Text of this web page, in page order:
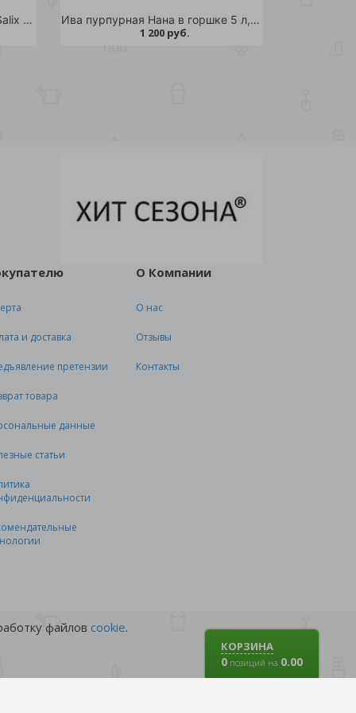
Ива пурпурная Нана С2 1шт /Salix purpurea Nana Ива пурпурная Нана в горшке 5 л, 1шт
1 200 руб.
КОРЗИНА
0 позиций на 0.00
и доставка
претензии
товара
данные
статьи
О Компании
О нас
Отзывы
Контакты
файлов cookie.